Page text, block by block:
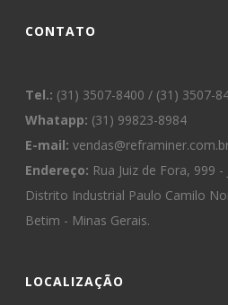
CONTATO
Tel.: (31) 3507-8400 / (31) 3507-
Whatapp: (31) 99823-8984
E-mail:
Endereço: Rua Juiz de Fora, 999
Distrito Industrial Paulo Camilo
Betim - Minas Gerais.
LOCALIZAÇÃO